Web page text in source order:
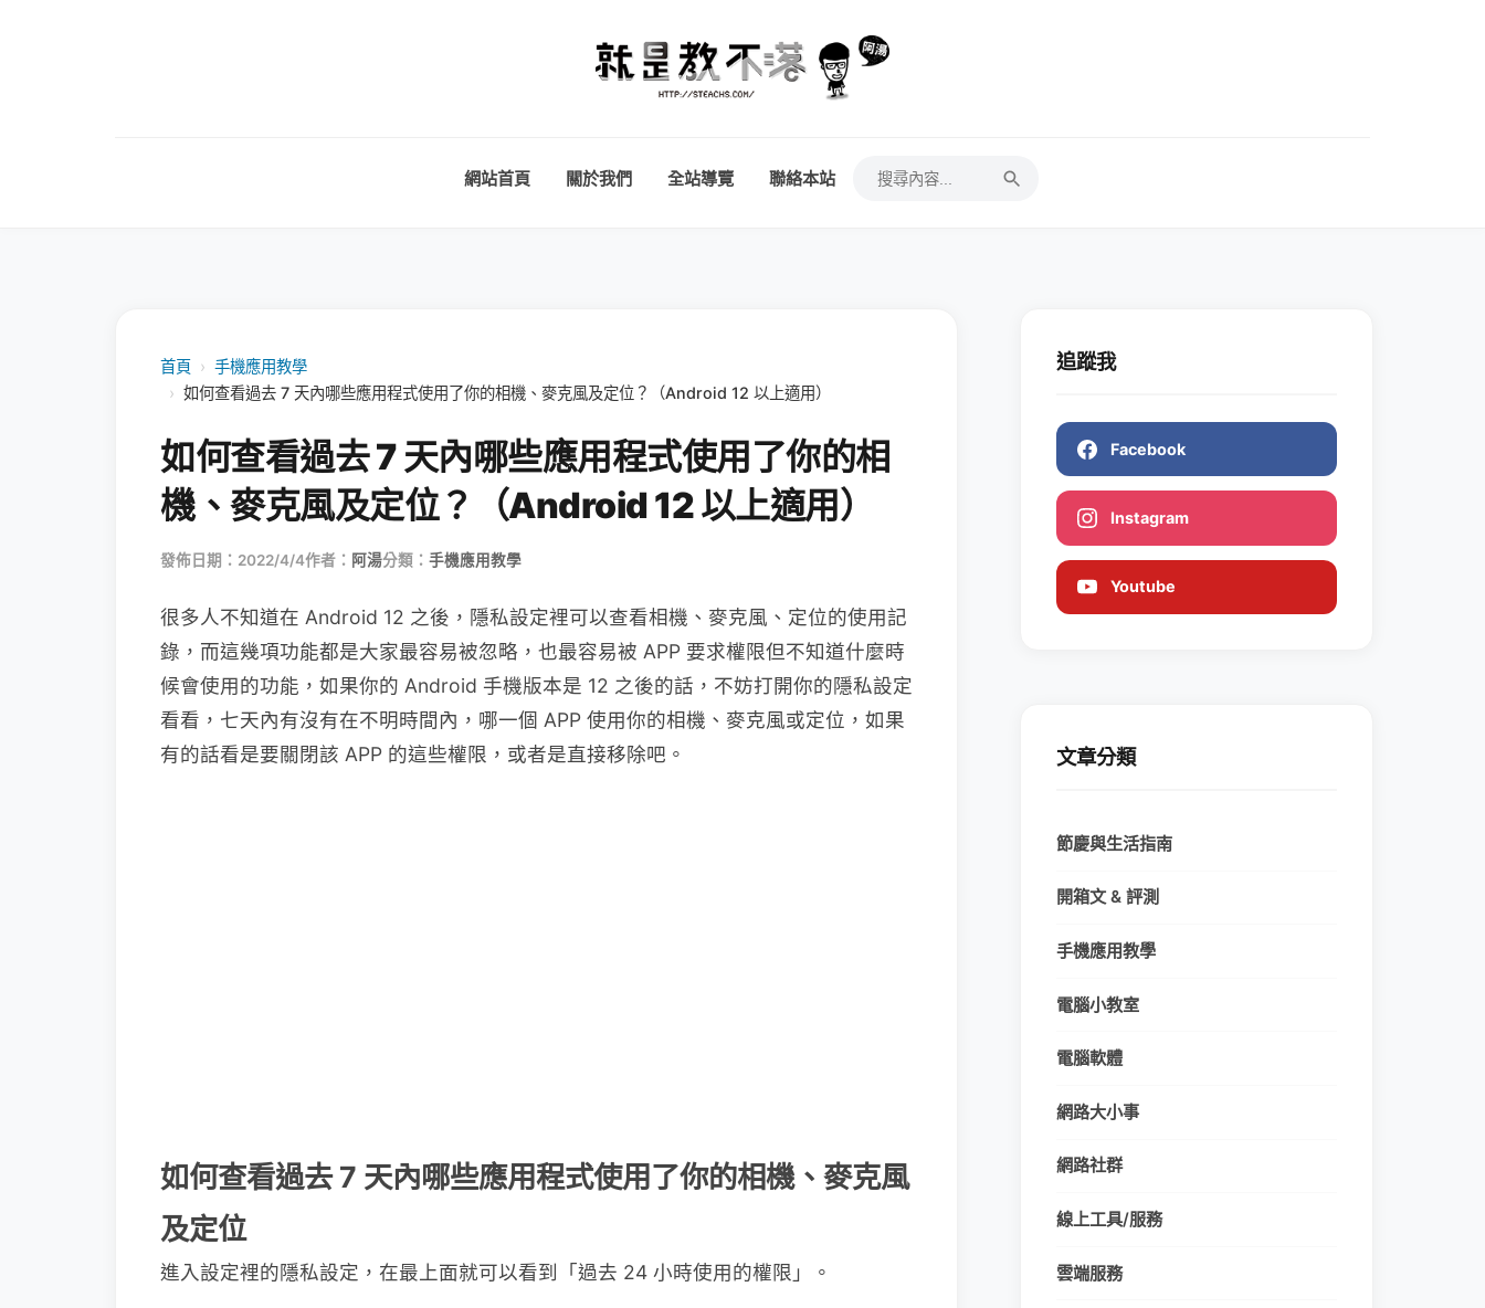
網站首頁 關於我們 全站導覽 聯絡本站
首頁 › 手機應用教學
› 如何查看過去 7 天內哪些應用程式使用了你的相機、麥克風及定位？（Android 12 以上適用）
如何查看過去 7 天內哪些應用程式使用了你的相
機、麥克風及定位？（Android 12 以上適用）
發佈日期：2022/4/4作者： 阿湯分類： 手機應用教學
很多人不知道在 Android 12 之後，隱私設定裡可以查看相機、麥克風、定位的使用記
錄，而這幾項功能都是大家最容易被忽略，也最容易被 APP 要求權限但不知道什麼時
候會使用的功能，如果你的 Android 手機版本是 12 之後的話，不妨打開你的隱私設定
看看，七天內有沒有在不明時間內，哪一個 APP 使用你的相機、麥克風或定位，如果
有的話看是要關閉該 APP 的這些權限，或者是直接移除吧。
如何查看過去 7 天內哪些應用程式使用了你的相機、麥克風
及定位
進入設定裡的隱私設定，在最上面就可以看到「過去 24 小時使用的權限」。
追蹤我
Facebook
Instagram
Youtube
文章分類
節慶與生活指南
開箱文 & 評測
手機應用教學
電腦小教室
電腦軟體
網路大小事
網路社群
線上工具/服務
雲端服務